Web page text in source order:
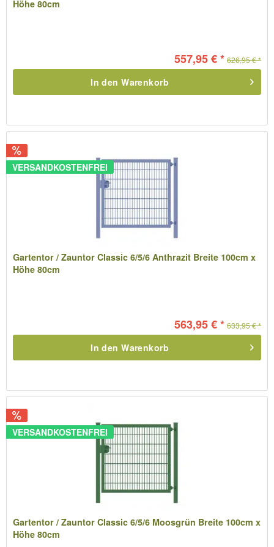
Höhe 80cm
557,95 € * 626,95 € *
In den Warenkorb
VERSANDKOSTENFREI
Gartentor / Zauntor Classic 6/5/6 Anthrazit Breite 100cm x
Höhe 80cm
563,95 € * 633,95 € *
In den Warenkorb
VERSANDKOSTENFREI
Gartentor / Zauntor Classic 6/5/6 Moosgrün Breite 100cm x
Höhe 80cm